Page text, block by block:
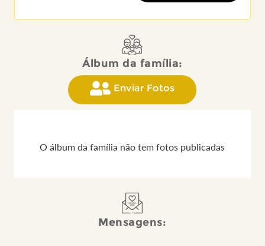
Álbum da família:
Enviar Fotos
O álbum da família não tem fotos publicadas
Mensagens: